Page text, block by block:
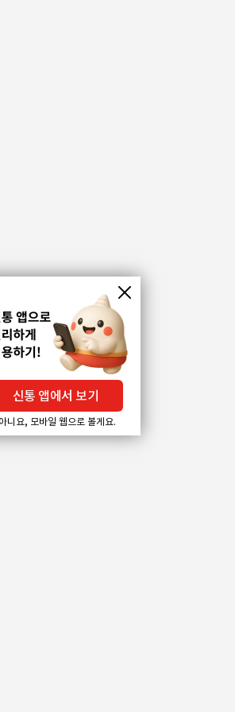
신통 앱에서 보기
아니요, 모바일 웹으로 볼게요.